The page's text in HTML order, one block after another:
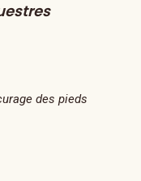
des pieds